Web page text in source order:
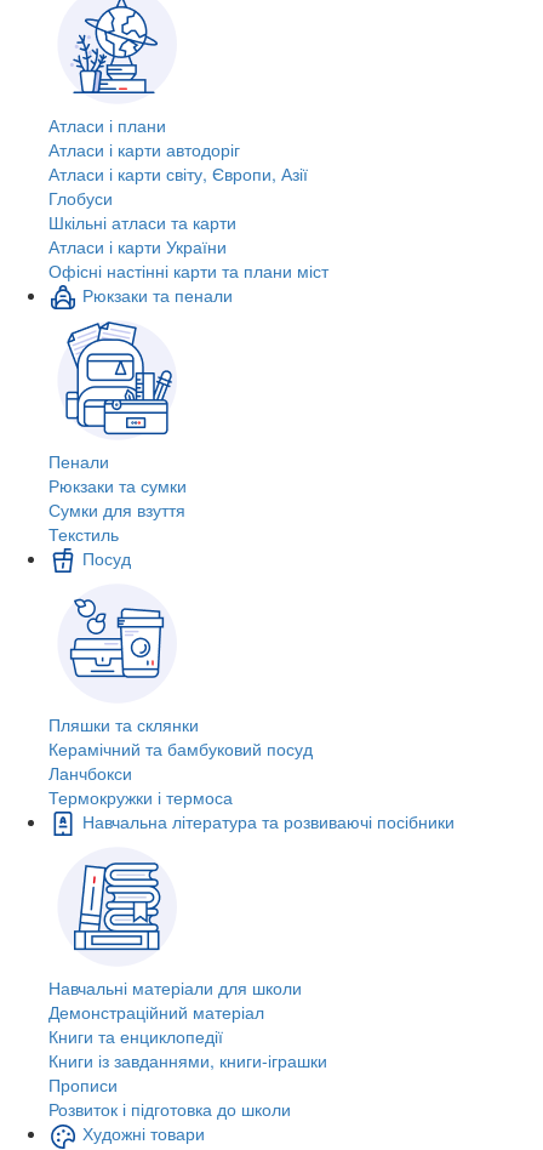
Атласи і плани
Атласи і карти автодоріг
Атласи і карти світу, Європи, Азії
Глобуси
Шкільні атласи та карти
Атласи і карти України
Офісні настінні карти та плани міст
Рюкзаки та пенали
Пенали
Рюкзаки та сумки
Сумки для взуття
Текстиль
Посуд
Пляшки та склянки
Керамічний та бамбуковий посуд
Ланчбокси
Термокружки і термоса
Навчальна література та розвиваючі посібники
Навчальні матеріали для школи
Демонстраційний матеріал
Книги та енциклопедії
Книги із завданнями, книги-іграшки
Прописи
Розвиток і підготовка до школи
Художні товари